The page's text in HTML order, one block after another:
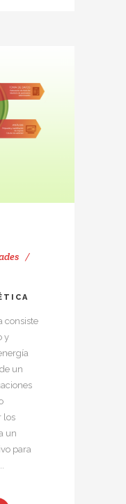
consiste
y
un
los
un
para